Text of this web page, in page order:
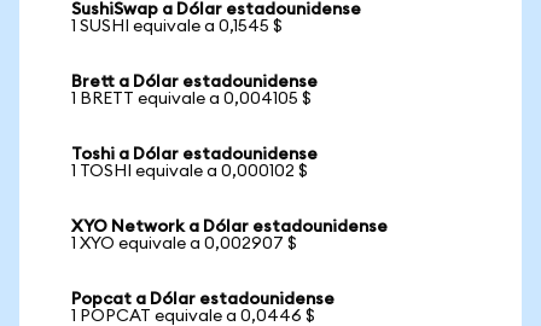
SushiSwap a Dólar estadounidense
1 SUSHI equivale a 0,1545 $
Brett a Dólar estadounidense
1 BRETT equivale a 0,004105 $
Toshi a Dólar estadounidense
1 TOSHI equivale a 0,000102 $
XYO Network a Dólar estadounidense
1 XYO equivale a 0,002907 $
Popcat a Dólar estadounidense
1 POPCAT equivale a 0,0446 $